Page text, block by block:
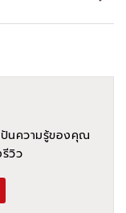
นความรู้ของคุณ
วิว